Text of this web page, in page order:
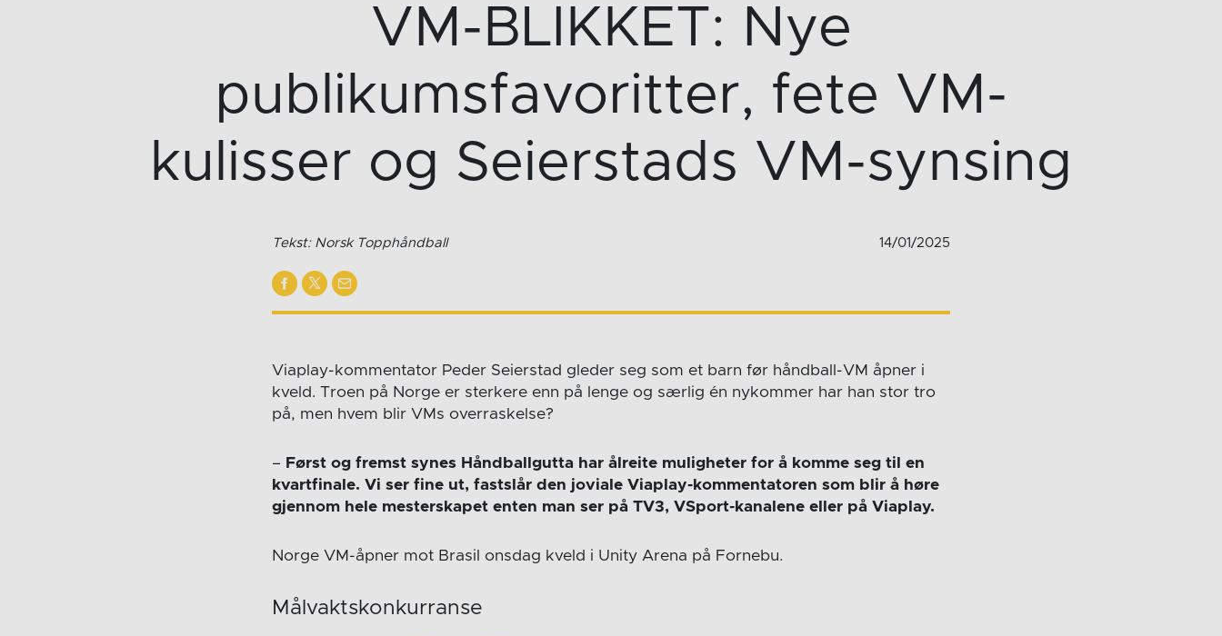
VM-BLIKKET: Nye
publikumsfavoritter, fete VM-
kulisser og Seierstads VM-synsing
Tekst: Norsk Topphåndball 14/01/2025
Viaplay-kommentator Peder Seierstad gleder seg som et barn før håndball-VM åpner i
kveld. Troen på Norge er sterkere enn på lenge og særlig én nykommer har han stor tro
på, men hvem blir VMs overraskelse?
– Først og fremst synes Håndballgutta har ålreite muligheter for å komme seg til en
kvartfinale. Vi ser fine ut, fastslår den joviale Viaplay-kommentatoren som blir å høre
gjennom hele mesterskapet enten man ser på TV3, VSport-kanalene eller på Viaplay.
Norge VM-åpner mot Brasil onsdag kveld i Unity Arena på Fornebu.
Målvaktskonkurranse